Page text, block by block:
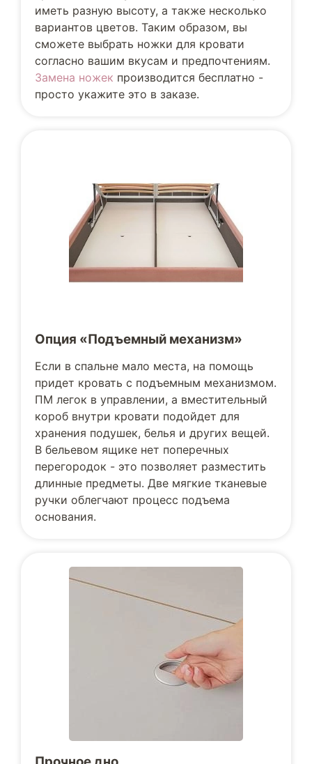
иметь разную высоту, а также несколько
вариантов цветов. Таким образом, вы
сможете выбрать ножки для кровати
согласно вашим вкусам и предпочтениям.
Замена ножек производится бесплатно -
просто укажите это в заказе.
Опция «Подъемный механизм»
Если в спальне мало места, на помощь
придет кровать с подъемным механизмом.
ПМ легок в управлении, а вместительный
короб внутри кровати подойдет для
хранения подушек, белья и других вещей.
В бельевом ящике нет поперечных
перегородок - это позволяет разместить
длинные предметы. Две мягкие тканевые
ручки облегчают процесс подъема
основания.